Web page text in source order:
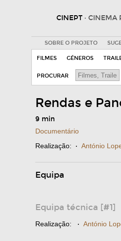
CINEPT · CINEMA
SOBRE O PROJETO
FILMES GÉNEROS
PROCURAR
Rendas e
9 min
Documentário
Realização: · António
Equipa
Equipa técnica [#1]
Realização: · António